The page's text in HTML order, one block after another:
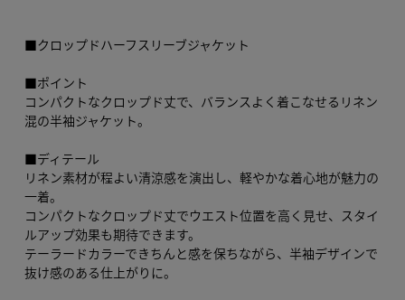
■クロップドハーフスリーブジャケット
■ポイント
コンパクトなクロップド丈で、バランスよく着こなせるリネン
混の半袖ジャケット。
■ディテール
リネン素材が程よい清涼感を演出し、軽やかな着心地が魅力の
一着。
コンパクトなクロップド丈でウエスト位置を高く見せ、スタイ
ルアップ効果も期待できます。
テーラードカラーできちんと感を保ちながら、半袖デザインで
抜け感のある仕上がりに。